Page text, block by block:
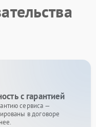
с гарантией
сервиса —
в договоре